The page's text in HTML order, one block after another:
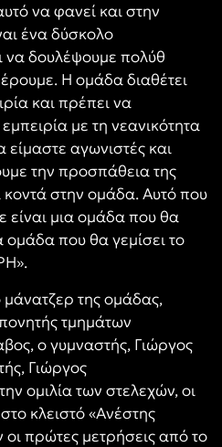
να φανεί και στην
ένα δύσκολο
δουλέψουμε πολύθ
Η ομάδα διαθέτει
και πρέπει να
με τη νεανικότητα
αγωνιστές και
την προσπάθεια της
κοντά στην ομάδα. Αυτό που
μια ομάδα που θα
ομάδα που θα γεμίσει το
της ομάδας,
ητής τμημάτων
ο γυμναστής, Γιώργος
Γιώργος
ομιλία των στελεχών, οι
κλειστό «Ανέστης
οι πρώτες μετρήσεις από το